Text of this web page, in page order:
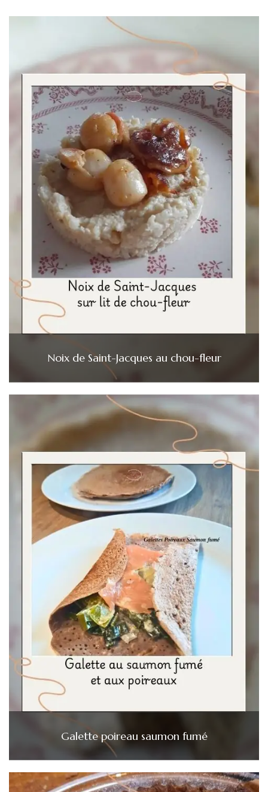
Noix de Saint-Jacques au chou-fleur
Galette poireau saumon fumé